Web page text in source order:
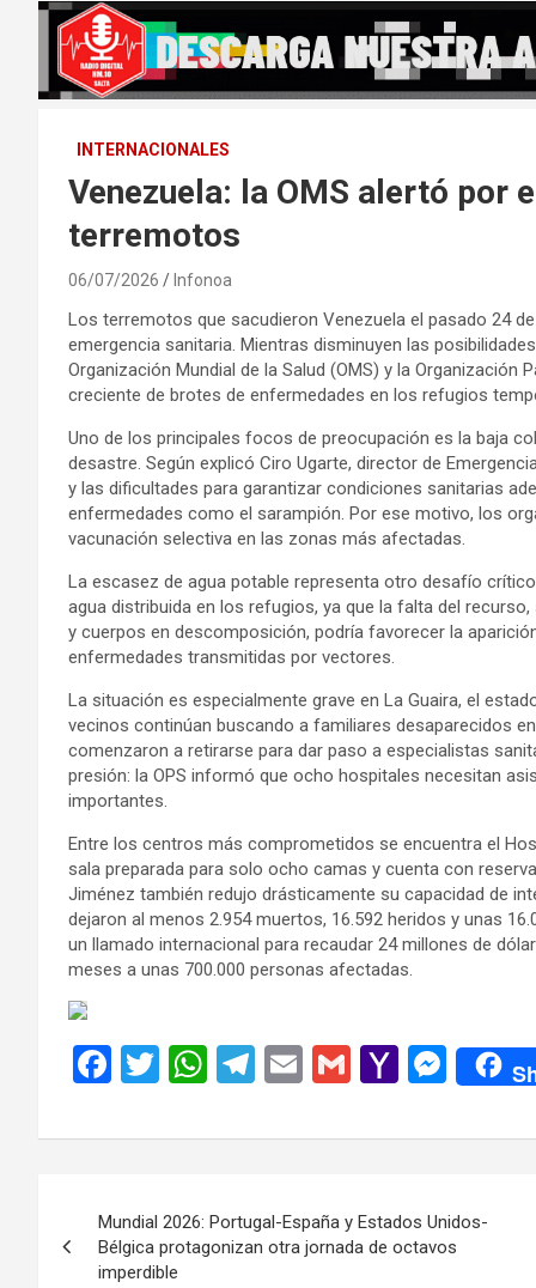
INTERNACIONALES
Venezuela: la OMS alertó por
terremotos
06/07/2026 Infonoa
Los terremotos que sacudieron Venezuela el pasado 24
emergencia sanitaria. Mientras disminuyen las
Organización Mundial de la Salud (OMS) y la Organización
creciente de brotes de enfermedades en los refugios
Uno de los principales focos de preocupación es la baja
desastre. Según explicó Ciro Ugarte, director de
y las dificultades para garantizar condiciones sanitarias
enfermedades como el sarampión. Por ese motivo, los
vacunación selectiva en las zonas más afectadas.
La escasez de agua potable representa otro desafío
agua distribuida en los refugios, ya que la falta del
y cuerpos en descomposición, podría favorecer la
enfermedades transmitidas por vectores.
La situación es especialmente grave en La Guaira, el
vecinos continúan buscando a familiares desaparecidos
comenzaron a retirarse para dar paso a especialistas
presión: la OPS informó que ocho hospitales necesitan
importantes.
Entre los centros más comprometidos se encuentra el
sala preparada para solo ocho camas y cuenta con
Jiménez también redujo drásticamente su capacidad de
dejaron al menos 2.954 muertos, 16.592 heridos y unas
un llamado internacional para recaudar 24 millones de
meses a unas 700.000 personas afectadas.
F
ce
o
o
T
tt
W
at
A
p
T
e
a
m
E
ail
G
ail
Y
h
o
M
M
se
g
er
de
Mundial 2026: Portugal-España y Estados Unidos-
Bélgica protagonizan otra jornada de octavos
imperdible